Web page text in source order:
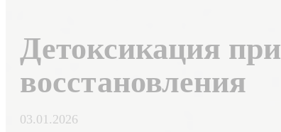
Детоксикация
восстановления
03.01.2026